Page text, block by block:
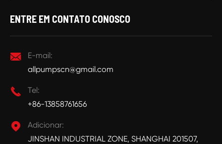
ENTRE EM CONTATO CONOSCO

E-mail:
allpumpscn@gmail.com

Tel:
+86-13858761656

Adicionar:
JINSHAN INDUSTRIAL ZONE, SHANGHAI 201507,